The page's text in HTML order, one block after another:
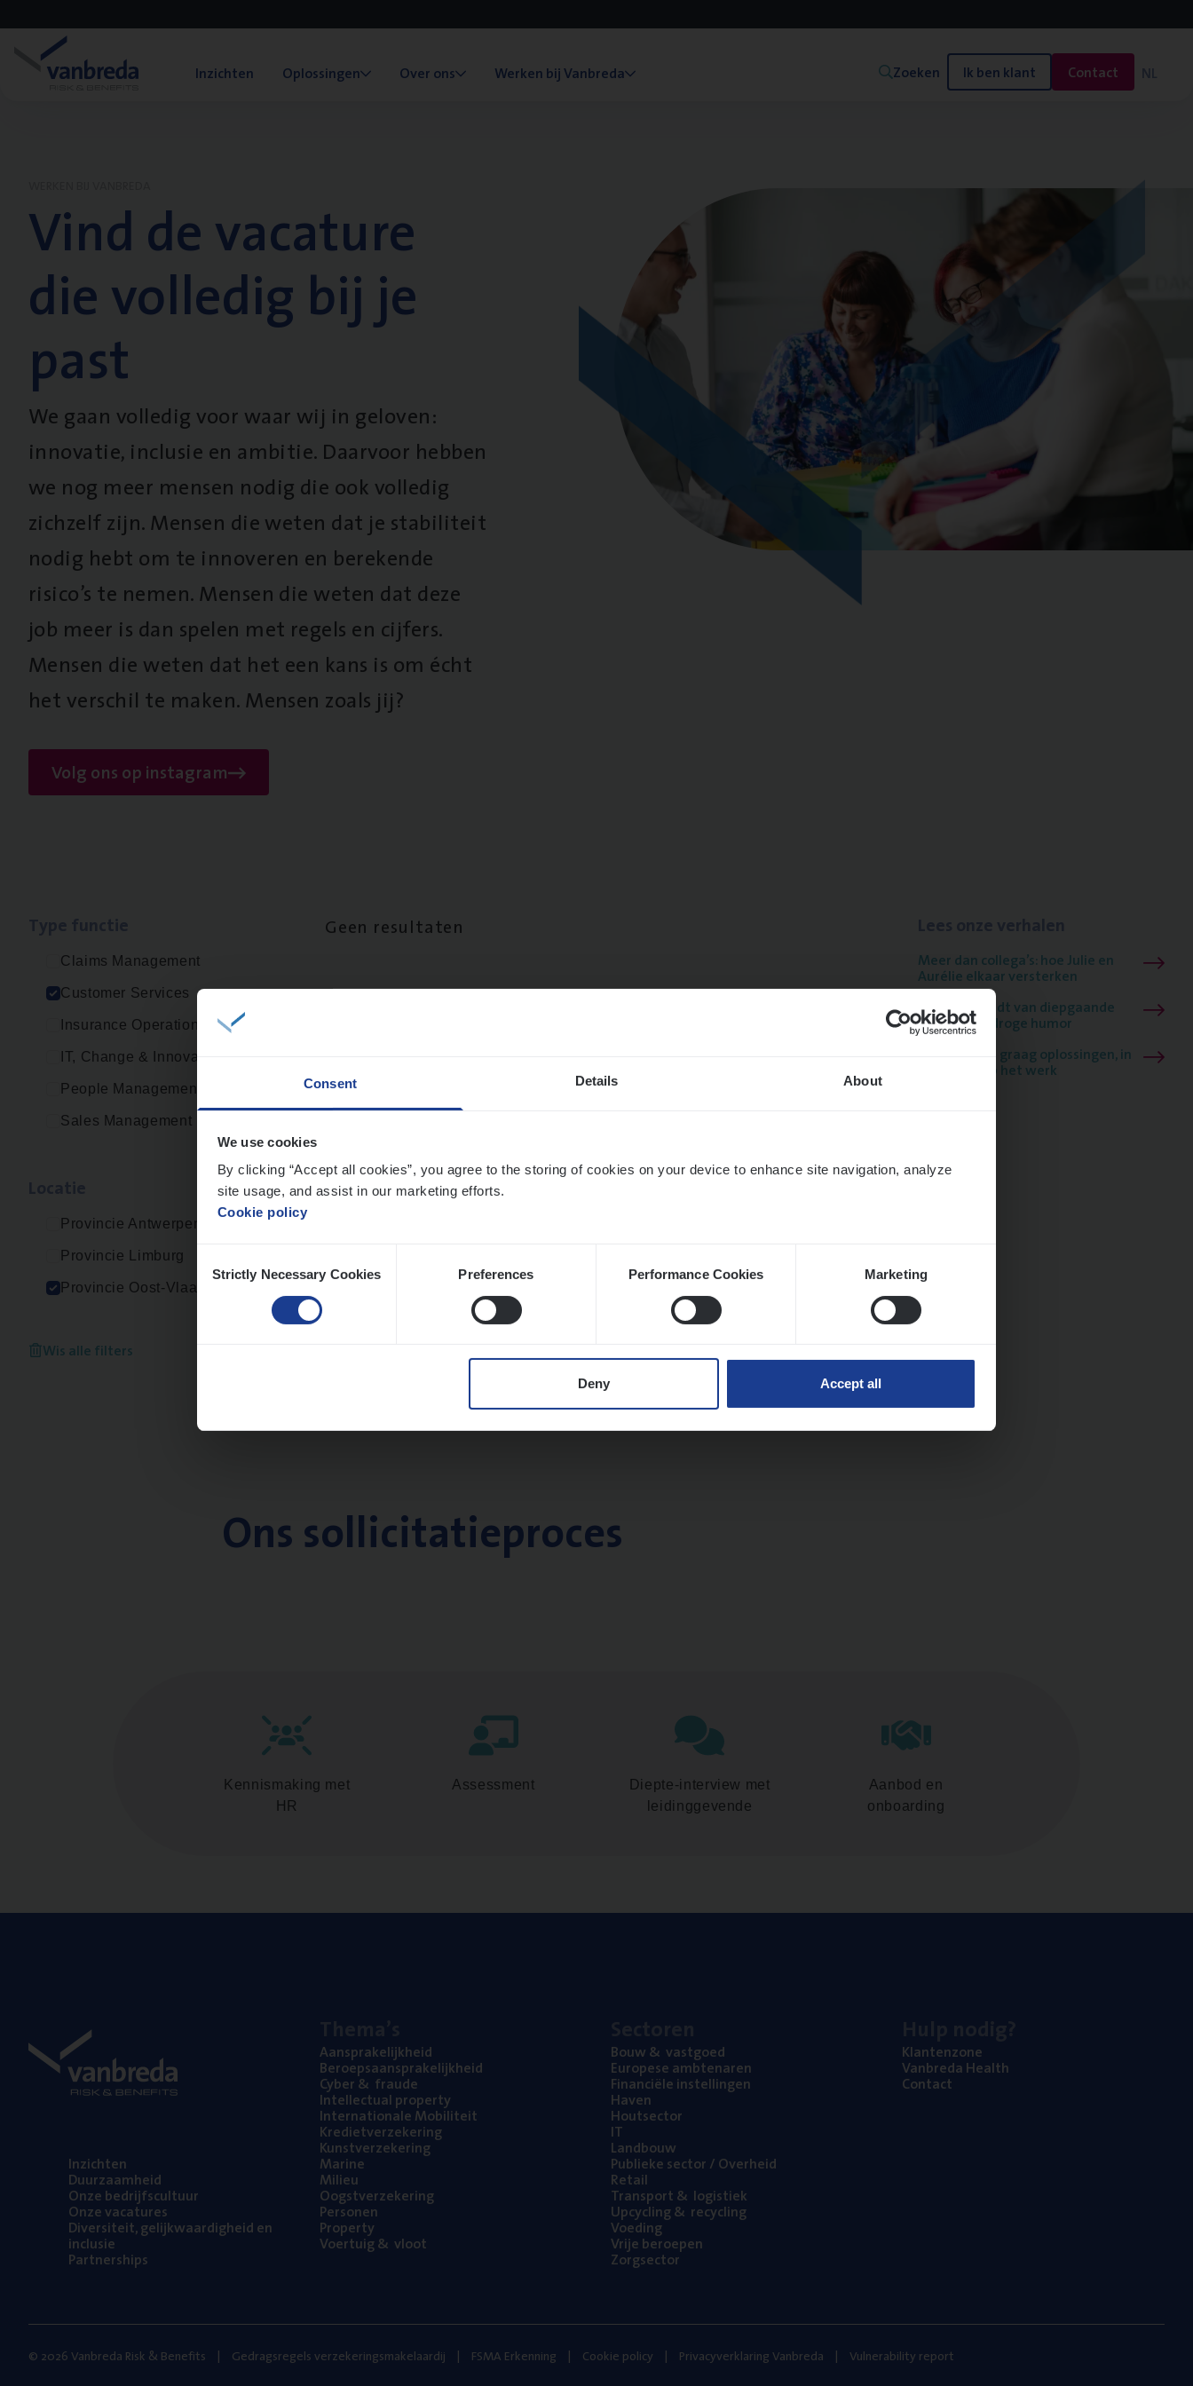
Consent Details About
We use cookies
By clicking “Accept all cookies”, you agree to the storing of cookies on your device to enhance site navigation, analyze
site usage, and assist in our marketing efforts.
Cookie policy
Selection
Strictly Necessary Cookies Preferences Performance Cookies Marketing
Deny Accept all
Inzichten Oplossingen Over ons Werken bij Vanbreda Zoeken Ik ben klant Contact NL
Vind de vacature
die volledig bij je
past
We gaan volledig voor waar wij in geloven:
innovatie, inclusie en ambitie. Daarvoor hebben
we nog meer mensen nodig die ook volledig
zichzelf zijn. Mensen die weten dat je stabiliteit
nodig hebt om te innoveren en berekende
risico’s te nemen. Mensen die weten dat deze
job meer is dan spelen met regels en cijfers.
Mensen die weten dat het een kans is om écht
het verschil te maken. Mensen zoals jij?
Volg ons op instagram
Claims Management
Customer Services
Insurance Operations
IT, Change & Innovation
People Management
Sales Management
Provincie Antwerpen
Provincie Limburg
Provincie Oost-Vlaanderen
Wis alle filters
Geen resultaten
Meer dan collega’s: hoe Julie en
Aurélie elkaar versterken
Mathias houdt van diepgaande
dossiers én droge humor
Thalia zoekt graag oplossingen, in
games én op het werk
Ons sollicitatieproces
Kennismaking met
HR
Assessment
Diepte-interview met
leidinggevende
Aanbod en
onboarding
Inzich­ten
Duur­zaam­heid
Onze bedrijfs­cul­tuur
Onze vaca­tu­res
Diver­si­teit, gelijk­waar­dig­heid en
inclusie
Part­ner­ships
Aan­spra­ke­lijk­heid
Beroeps­aan­spra­ke­lijk­heid
Cyber& fraude
Intel­lec­tu­al property
Inter­na­ti­o­na­le Mobiliteit
Kre­diet­ver­ze­ke­ring
Kunst­ver­ze­ke­ring
Mari­ne
Mili­eu
Oogst­ver­ze­ke­ring
Per­so­nen
Pro­per­ty
Voer­tuig& vloot
Bouw& vastgoed
Euro­pe­se ambtenaren
Finan­ci­ë­le instellingen
Haven
Hout­sec­tor
IT
Land­bouw
Publie­ke sec­tor / Overheid
Retail
Trans­port& logistiek
Upcy­cling& recycling
Voe­ding
Vrije beroe­pen
Zorg­sec­tor
Klan­ten­zo­ne
Van­b­re­da Health
Con­tact
© 2026 Vanbreda Risk & Benefits Gedragsregels verzekeringsmakelaardij FSMA Erkenning Cookie policy Privacyverklaring Vanbreda Vulnerability report